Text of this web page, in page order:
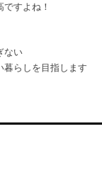
すよね！
ない
暮らしを目指します